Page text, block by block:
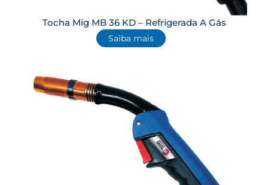
Tocha Mig MB 36 KD – Refrigerada A Gás
Saiba mais